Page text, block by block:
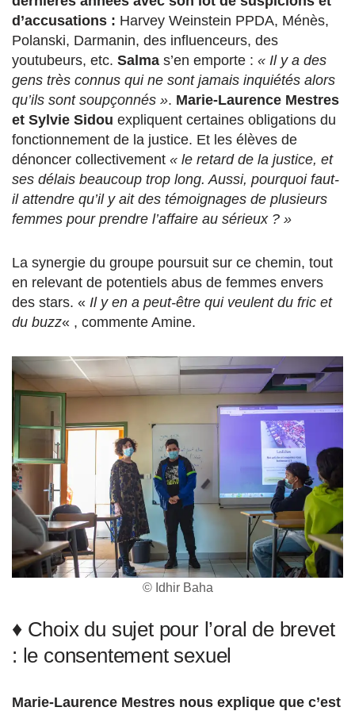
d’accusations : Harvey Weinstein PPDA, Ménès,
Polanski, Darmanin, des influenceurs, des
youtubeurs, etc. Salma s’en emporte : « Il y a des
gens très connus qui ne sont jamais inquiétés alors
qu’ils sont soupçonnés ». Marie-Laurence Mestres
et Sylvie Sidou expliquent certaines obligations du
fonctionnement de la justice. Et les élèves de
dénoncer collectivement « le retard de la justice, et
ses délais beaucoup trop long. Aussi, pourquoi faut-
il attendre qu’il y ait des témoignages de plusieurs
femmes pour prendre l’affaire au sérieux ? »
La synergie du groupe poursuit sur ce chemin, tout
en relevant de potentiels abus de femmes envers
des stars. « Il y en a peut-être qui veulent du fric et
du buzz« , commente Amine.
© Idhir Baha
♦ Choix du sujet pour l’oral de brevet
: le consentement sexuel
Marie-Laurence Mestres nous explique que c’est